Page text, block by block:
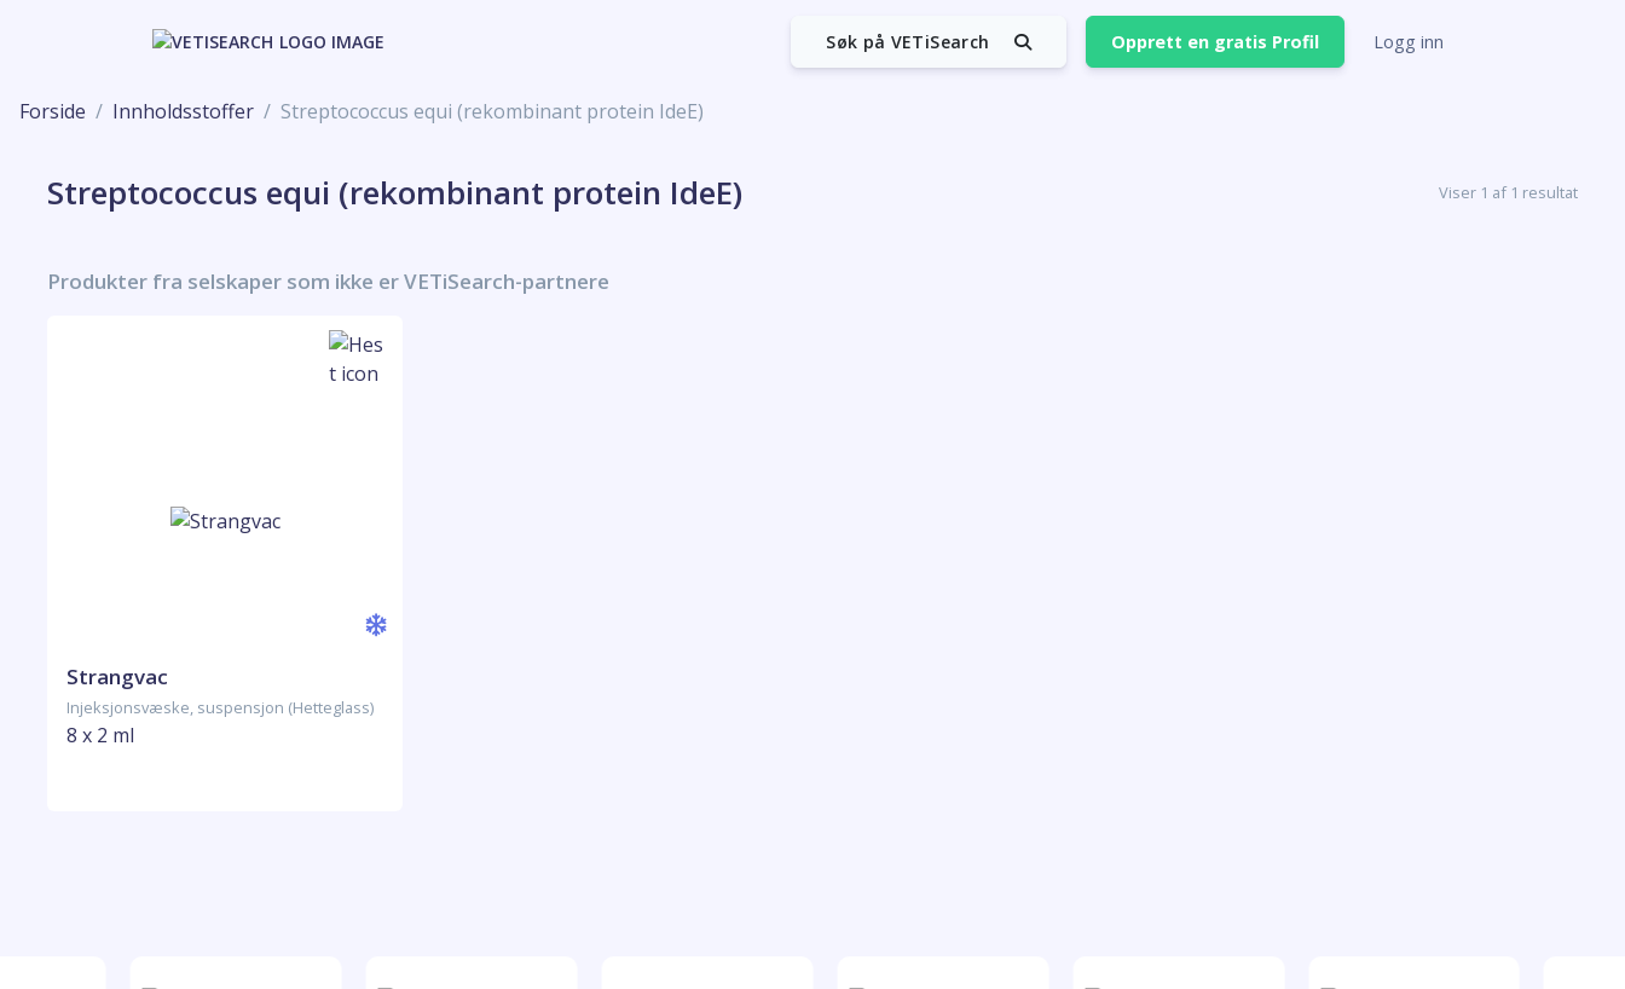
Søk på VETiSearch Opprett en gratis Profil Logg inn
Forside Innholdsstoffer Streptococcus equi (rekombinant protein IdeE)
Streptococcus equi (rekombinant protein IdeE) Viser 1 af 1 resultat
Produkter fra selskaper som ikke er VETiSearch-partnere
Strangvac
Injeksjonsvæske, suspensjon (Hetteglass)
8 x 2 ml